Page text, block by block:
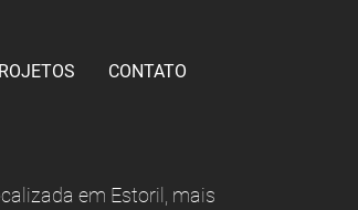
CONTATO
em Estoril, mais